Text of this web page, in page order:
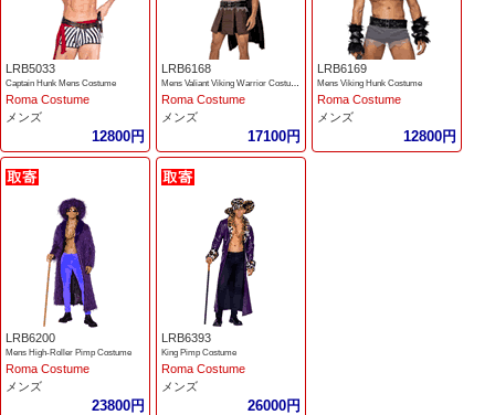
LRB5033
Captain Hunk Mens Costume
Roma Costume
メンズ
12800円
LRB6168
Roma Costume
メンズ
17100円
LRB6169
Mens Viking Hunk Costume
Roma Costume
メンズ
12800円
LRB6200
Mens High-Roller Pimp Costume
Roma Costume
メンズ
23800円
LRB6393
King Pimp Costume
Roma Costume
メンズ
26000円